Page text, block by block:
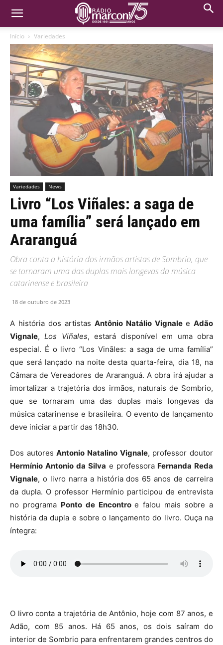
Início Variedades
Variedades News
Livro “Los Viñales: a saga de
uma família” será lançado em
Araranguá
Obra conta a história dos irmãos artistas de Sombrio, que
se tornaram uma das duplas mais longevas da música
catarinense e brasileira
18 de outubro de 2023
A história dos artistas Antônio Natálio Vignale e Adão
Vignale,Los Viñales, estará disponível em uma obra
especial. É o livro “Los Vinãles: a saga de uma família”
que será lançado na noite desta quarta-feira, dia 18, na
Câmara de Vereadores de Araranguá. A obra irá ajudar a
imortalizar a trajetória dos irmãos, naturais de Sombrio,
que se tornaram uma das duplas mais longevas da
música catarinense e brasileira. O evento de lançamento
deve iniciar a partir das 18h30.
Dos autoresAntonio Natalino Vignale, professor doutor
Hermínio Antonio da Silva e professora Fernanda Reda
Vignale, o livro narra a história dos 65 anos de carreira
da dupla. O professor Hermínio participou de entrevista
no programa Ponto de Encontroe falou mais sobre a
história da dupla e sobre o lançamento do livro. Ouça na
íntegra:
O livro conta a trajetória de Antônio, hoje com 87 anos, e
Adão, com 85 anos. Há 65 anos, os dois saíram do
interior de Sombrio para enfrentarem grandes centros do